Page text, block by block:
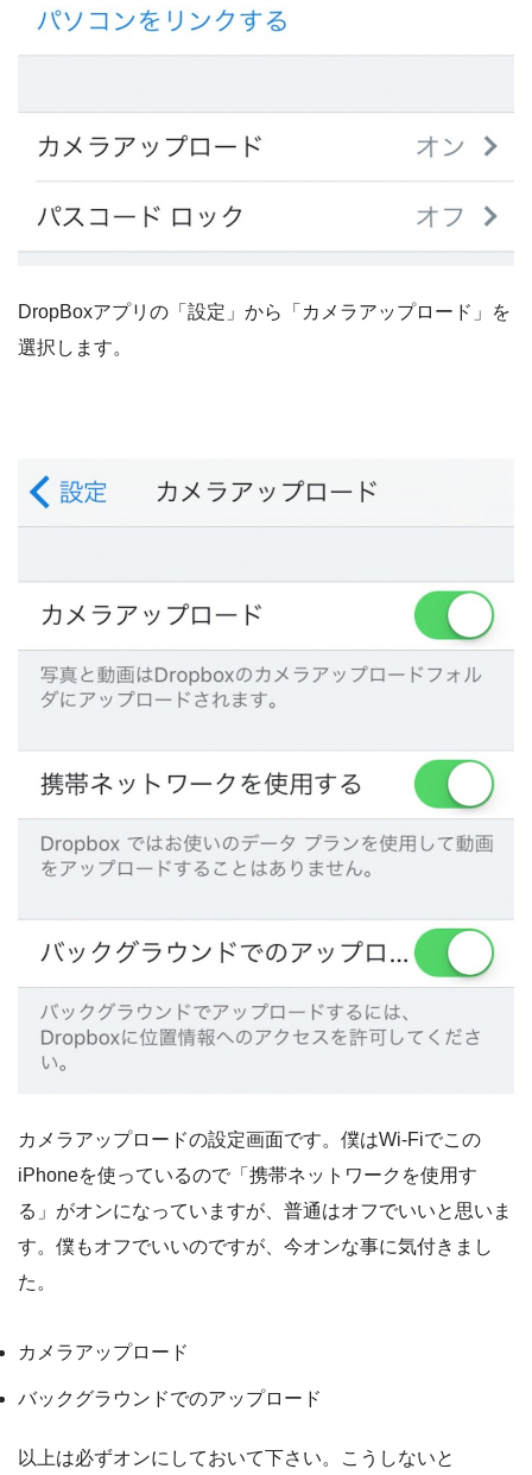
DropBoxアプリの「設定」から「カメラアップロード」を
選択します。
カメラアップロードの設定画面です。僕はWi-Fiでこの
iPhoneを使っているので「携帯ネットワークを使用す
る」がオンになっていますが、普通はオフでいいと思いま
す。僕もオフでいいのですが、今オンな事に気付きまし
た。
カメラアップロード
バックグラウンドでのアップロード
以上は必ずオンにしておいて下さい。こうしないと